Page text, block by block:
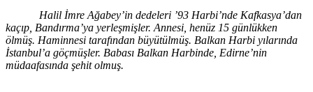
Halil İmre Ağabey’in dedeleri ’93 Harbi’nde Kafkasya’dan
kaçıp, Bandırma’ya yerleşmişler. Annesi, henüz 15 günlükken
ölmüş. Haminnesi tarafından büyütülmüş. Balkan Harbi yılarında
İstanbul’a göçmüşler. Babası Balkan Harbinde, Edirne’nin
müdaafasında şehit olmuş.